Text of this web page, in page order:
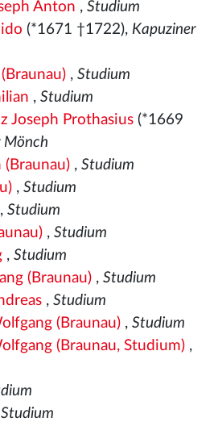
Anton , Studium
(*1671 †1722), Kapuziner
, Studium
, Studium
Joseph Prothasius(*1669
Mönch
(Braunau), Studium
, Studium
Studium
, Studium
, Studium
(Braunau), Studium
, Studium
(Braunau), Studium
(Braunau, Studium),
Studium